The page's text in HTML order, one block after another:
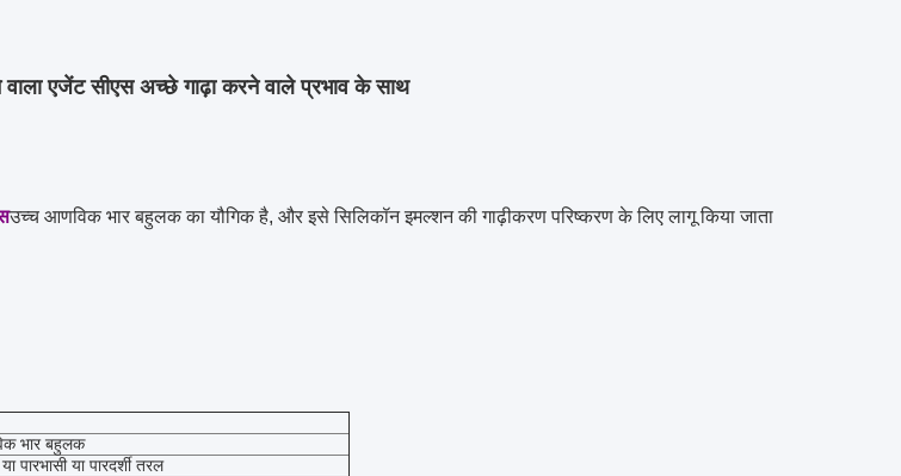
एजेंट सीएस अच्छे गाढ़ा करने वाले प्रभाव के साथ
उच्च आणविक भार बहुलक का यौगिक है, और इसे सिलिकॉन इमल्शन की गाढ़ीकरण परिष्करण के लिए लागू किया जाता
भार बहुलक
पारभासी या पारदर्शी तरल